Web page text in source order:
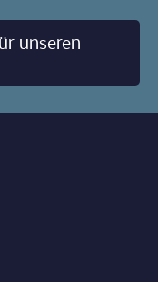
unseren